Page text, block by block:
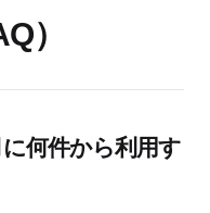
）
何件から利用す